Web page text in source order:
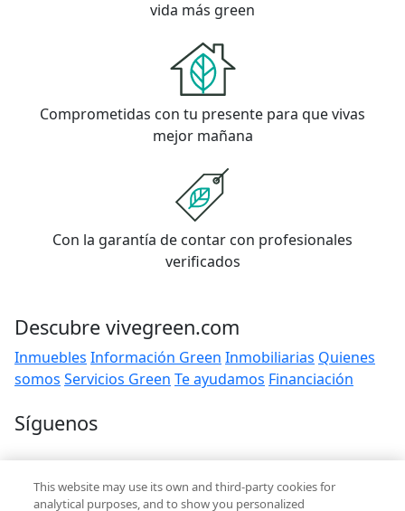
vida más green
Comprometidas con tu presente para que vivas
mejor mañana
Con la garantía de contar con profesionales
verificados
Descubre vivegreen.com
Inmuebles Información Green Inmobiliarias Quienes
somos Servicios Green Te ayudamos Financiación
Síguenos
Contacto
hola@vivegreen.com
This website may use its own and third-party cookies for
analytical purposes, and to show you personalized